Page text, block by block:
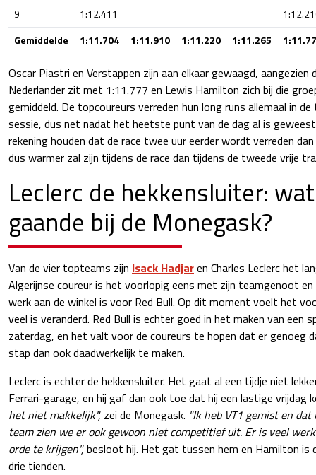
9
1:12.411
Gemiddelde
1:11.704 1:11.910 1:11.220 1:11.265
Oscar Piastri en Verstappen zijn aan elkaar gewaagd,
Nederlander zit met 1:11.777 en Lewis Hamilton zich bij die
gemiddeld. De topcoureurs verreden hun long runs allemaal in
sessie, dus net nadat het heetste punt van de dag al is
rekening houden dat de race twee uur eerder wordt verreden
dus warmer zal zijn tijdens de race dan tijdens de tweede vrije
Leclerc de hekkensluiter:
gaande bij de Monegask?
Van de vier topteams zijn Isack Hadjaren Charles Leclerc het
Algerijnse coureur is het voorlopig eens met zijn teamgenoot
werk aan de winkel is voor Red Bull. Op dit moment voelt het
veel is veranderd. Red Bull is echter goed in het maken van een
zaterdag, en het valt voor de coureurs te hopen dat er genoeg
stap dan ook daadwerkelijk te maken.
Leclerc is echter de hekkensluiter. Het gaat al een tijdje niet
Ferrari-garage, en hij gaf dan ook toe dat hij een lastige vrijdag
het niet makkelijk", zei de Monegask. "Ik heb VT1 gemist en
team zien we er ook gewoon niet competitief uit. Er is veel
orde te krijgen",besloot hij. Het gat tussen hem en Hamilton is
drie tienden.